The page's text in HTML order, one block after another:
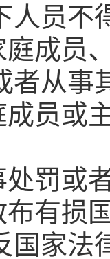
员不
员、
者从事
或主
或者
损国
国家法